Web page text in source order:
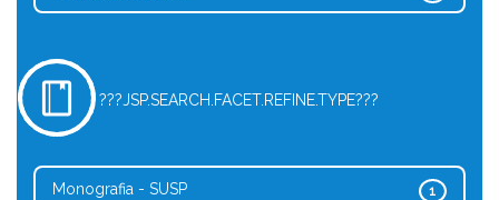
???JSP.SEARCH.FACET.REFINE.TYPE???
1
Monografia - SUSP